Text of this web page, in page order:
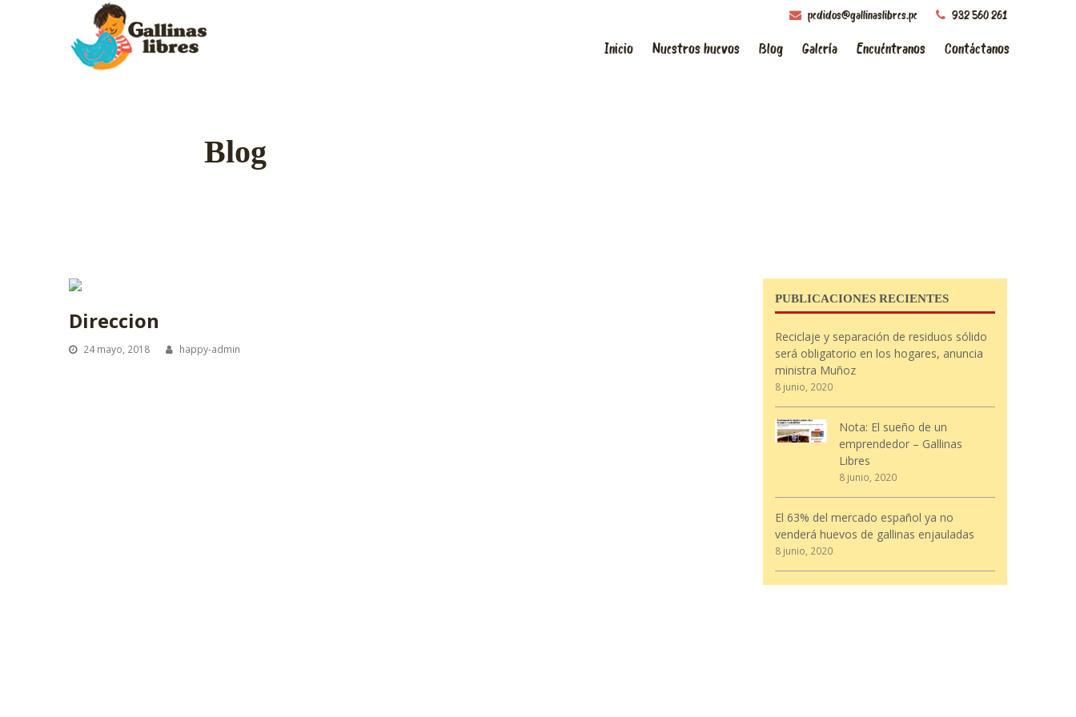
pedidos@gallinaslibres.pe 932 560 261
Inicio Nuestros huevos Blog Galería Encuéntranos Contáctanos
Blog
Direccion
24 mayo, 2018 happy-admin
PUBLICACIONES RECIENTES
Reciclaje y separación de residuos sólido
será obligatorio en los hogares, anuncia
ministra Muñoz
8 junio, 2020
Nota: El sueño de un
emprendedor – Gallinas
Libres
8 junio, 2020
El 63% del mercado español ya no
venderá huevos de gallinas enjauladas
8 junio, 2020